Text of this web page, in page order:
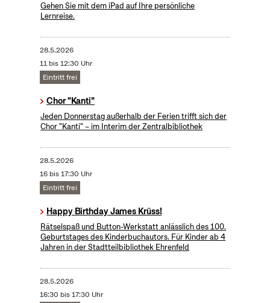
Gehen Sie mit dem iPad auf Ihre persönliche
Lernreise.
28.5.2026
11 bis 12:30 Uhr
Eintritt frei
Chor "Kanti"
Jeden Donnerstag außerhalb der Ferien trifft sich der
Chor "Kanti" – im Interim der Zentralbibliothek
28.5.2026
16 bis 17:30 Uhr
Eintritt frei
Happy Birthday James Krüss!
Rätselspaß und Button-Werkstatt anlässlich des 100.
Geburtstages des Kinderbuchautors. Für Kinder ab 4
Jahren in der Stadtteilbibliothek Ehrenfeld
28.5.2026
16:30 bis 17:30 Uhr